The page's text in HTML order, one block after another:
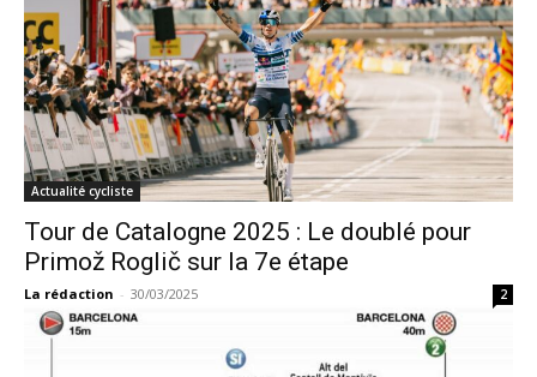
Actualité cycliste
Tour de Catalogne 2025 : Le doublé pour
Primož Roglič sur la 7e étape
La rédaction - 30/03/2025 2